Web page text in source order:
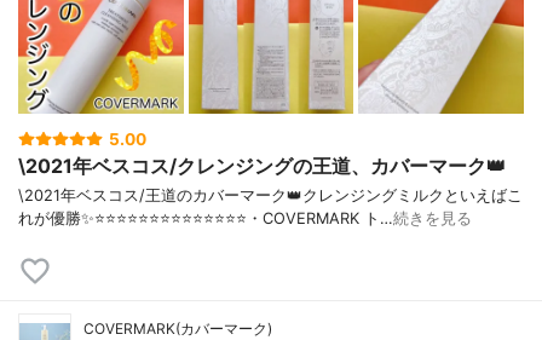
5.00
\2021年ベスコス/クレンジングの王道、カバーマーク👑
\2021年ベスコス/王道のカバーマーク👑クレンジングミルクといえばこ
れが優勝✨⭐️⭐️⭐️⭐️⭐️⭐️⭐️⭐️⭐️⭐️⭐️⭐️⭐️⭐️・COVERMARK ト…続きを見る
COVERMARK(カバーマーク)